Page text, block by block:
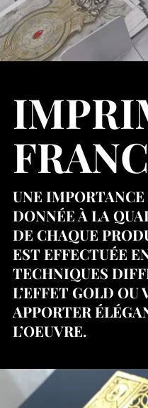
UNE
DONNÉE À LA
DE CHAQUE
EST EFFECTUÉE
TECHNIQUES
L’EFFET GOLD OU
APPORTER
L’OEUVRE.